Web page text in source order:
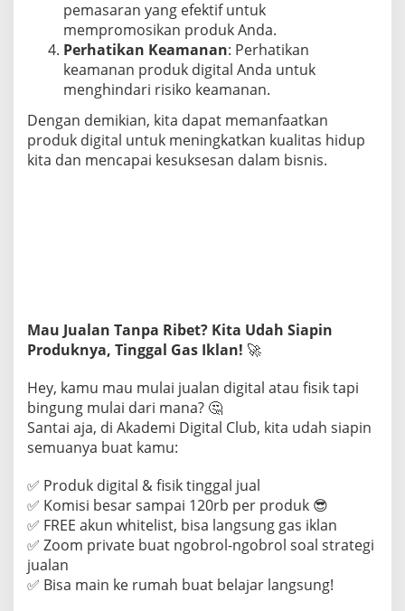
pemasaran yang efektif untuk
mempromosikan produk Anda.
Perhatikan Keamanan: Perhatikan
keamanan produk digital Anda untuk
menghindari risiko keamanan.
Dengan demikian, kita dapat memanfaatkan
produk digital untuk meningkatkan kualitas hidup
kita dan mencapai kesuksesan dalam bisnis.
Mau Jualan Tanpa Ribet? Kita Udah Siapin
Produknya, Tinggal Gas Iklan! 🚀
Hey, kamu mau mulai jualan digital atau fisik tapi
bingung mulai dari mana? 🤔
Santai aja, di Akademi Digital Club, kita udah siapin
semuanya buat kamu:
✅ Produk digital & fisik tinggal jual
✅ Komisi besar sampai 120rb per produk 😎
✅ FREE akun whitelist, bisa langsung gas iklan
✅ Zoom private buat ngobrol-ngobrol soal strategi
jualan
✅ Bisa main ke rumah buat belajar langsung!